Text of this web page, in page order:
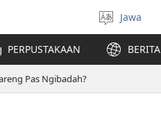
Pilih
basa
Jawa
PERPUSTAKAAN BERITA
Pas Ngibadah?